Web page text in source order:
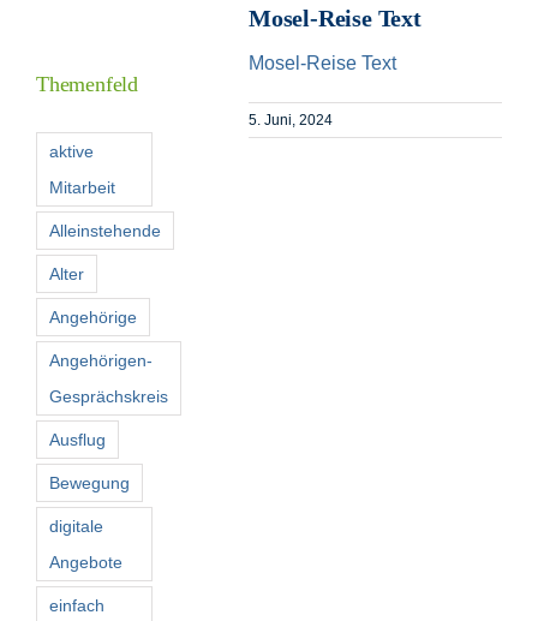
Kontakt
Suche
nach:
Mosel-Reise Text
Mosel-Reise Text
5. Juni, 2024
Themenfeld
aktive
Mitarbeit
Alleinstehende
Alter
Angehörige
Angehörigen-
Gesprächskreis
Ausflug
Bewegung
digitale
Angebote
einfach